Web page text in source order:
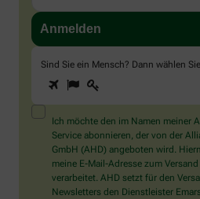
Sind Sie ein Mensch? Dann wählen
Sind
Sie
ein
Mensch?
Dann
wählen
Sie
bitte
die
1 2
Ich möchte den im Namen meiner
Service abonnieren, der von der
GmbH (AHD) angeboten wird.
meine E-Mail-Adresse zum
verarbeitet. AHD setzt für den
Newsletters den Dienstleister